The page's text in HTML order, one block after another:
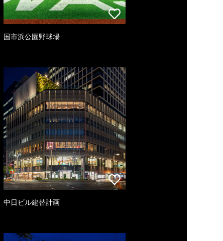
国市浜公園野球場
中日ビル建替計画